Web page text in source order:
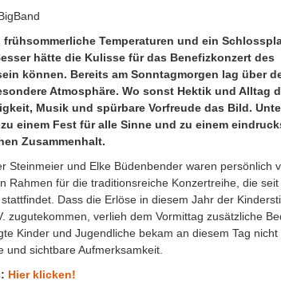
Temperaturen und ein
hätte die Kulisse für das Benefizkonzert des
können. Bereits am Sonntagmorgen lag über
Atmosphäre. Wo sonst Hektik und Alltag
Musik und spürbare Vorfreude das Bild.
einem Fest für alle Sinne und zu einem
Zusammenhalt.
Steinmeier und Elke Büdenbender waren persönlich
Rahmen für die traditionsreiche Konzertreihe, die seit
Dass die Erlöse in diesem Jahr der
zugutekommen, verlieh dem Vormittag zusätzliche
Kinder und Jugendliche bekam an diesem Tag
sichtbare Aufmerksamkeit.
Hier klicken!